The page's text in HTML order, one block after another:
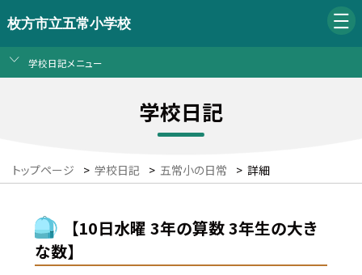
枚方市立五常小学校
学校日記メニュー
学校日記
トップページ > 学校日記 > 五常小の日常 > 詳細
【10日水曜 3年の算数 3年生の大き
な数】